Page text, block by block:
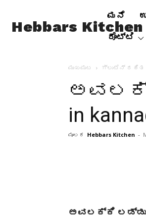
Hebbars Kitchen
ಮನೆ
ರೊಟ್ಟಿ
ಮುಖಪುಟ ಗ್ಲುಟೆನ್ ರಹಿತ
in
ಮೂಲಕ Hebbars Kitchen -
ಅವಲಕ್ಕಿ ಲಡ್ಡು